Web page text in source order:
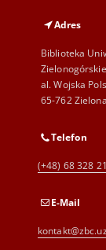
Adres
Biblioteka
al. Wojska
65-762
Telefon
(+48) 68 328
E-Mail